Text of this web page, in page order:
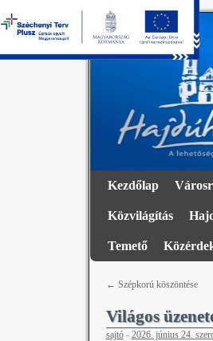
Kezdőlap
Közvilágítás
Temető
← Szépkorú köszöntése
Világos
sajtó- 2026. június 24.